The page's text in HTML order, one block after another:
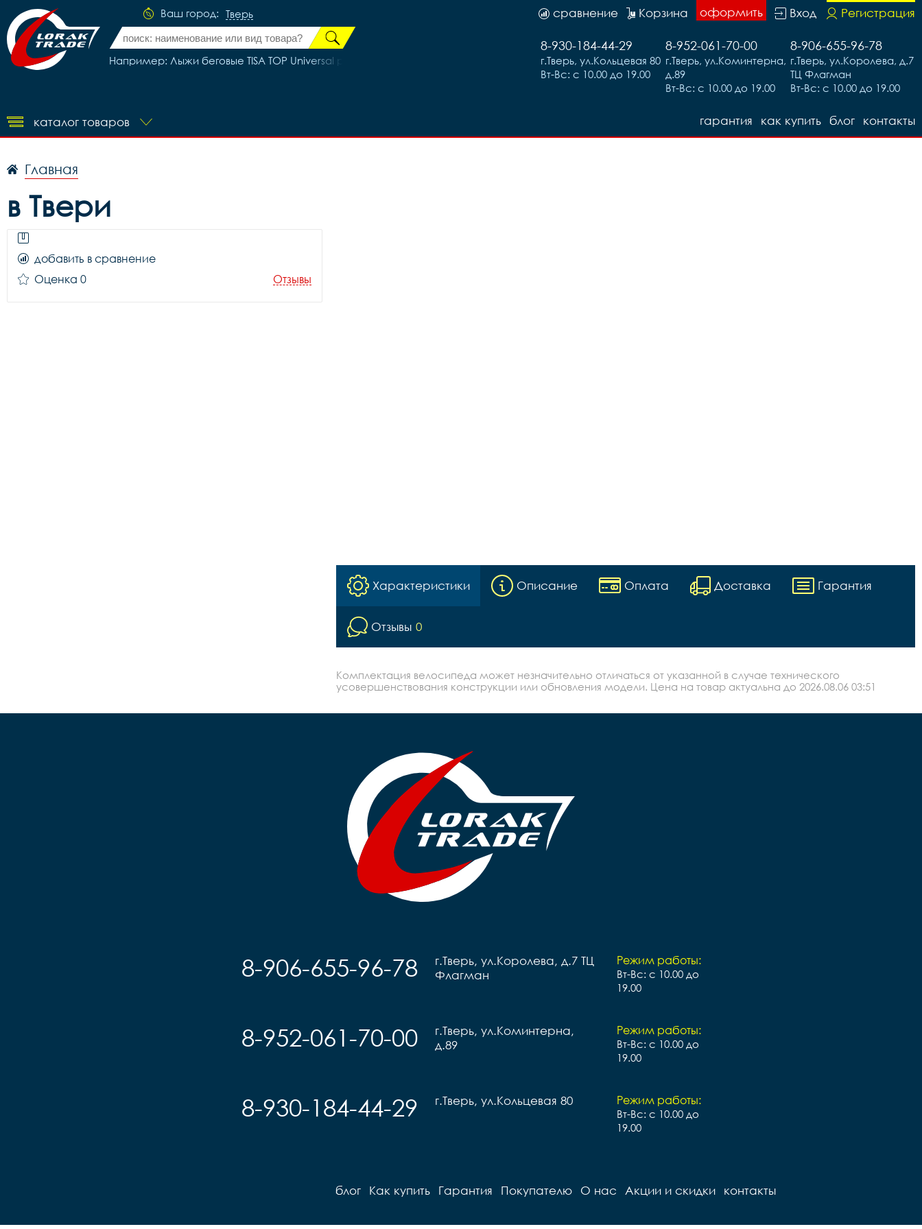
Ваш город: Тверь
Например: Лыжи беговые TISA TOP Universal р.192
Регистрация
Вход
оформить
Корзина
сравнение
8-906-655-96-78
г.Тверь, ул.Королева, д.7
ТЦ Флагман
Вт-Вс: с 10.00 до 19.00
8-952-061-70-00
г.Тверь, ул.Коминтерна,
д.89
Вт-Вс: с 10.00 до 19.00
8-930-184-44-29
г.Тверь, ул.Кольцевая 80
Вт-Вс: с 10.00 до 19.00
каталог товаров контакты
блог
как купить
гарантия
Главная
в Твери
добавить в сравнение
Оценка 0
Отзывы
Характеристики Описание Оплата Доставка Гарантия
Отзывы 0
Комплектация велосипеда может незначительно отличаться от указанной в случае технического
усовершенствования конструкции или обновления модели. Цена на товар актуальна до 2026.08.06 03:51
Режим работы:
Вт-Вс: с 10.00 до
19.00
г.Тверь, ул.Королева, д.7 ТЦ
Флагман
8-906-655-96-78
Режим работы:
Вт-Вс: с 10.00 до
19.00
г.Тверь, ул.Коминтерна,
д.89
8-952-061-70-00
Режим работы:
Вт-Вс: с 10.00 до
19.00
г.Тверь, ул.Кольцевая 80
8-930-184-44-29
блог Как купить Гарантия Покупателю О нас Акции и скидки контакты